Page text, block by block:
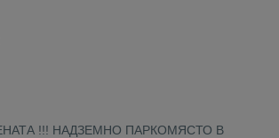
!!! НАДЗЕМНО ПАРКОМЯСТО В